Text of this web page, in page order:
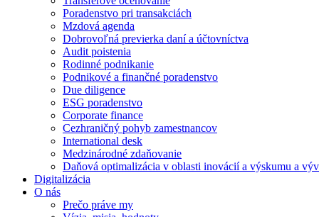
Poradenstvo pri transakciách
Mzdová agenda
Dobrovoľná previerka daní a účtovníctva
Audit poistenia
Rodinné podnikanie
Podnikové a finančné poradenstvo
Due diligence
ESG poradenstvo
Corporate finance
Cezhraničný pohyb zamestnancov
International desk
Medzinárodné zdaňovanie
Daňová optimalizácia v oblasti inovácií a výskumu a
Digitalizácia
O nás
Prečo práve my